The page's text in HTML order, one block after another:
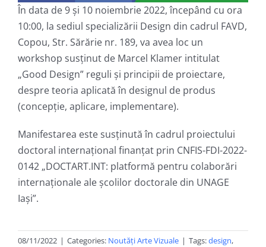
În data de 9 și 10 noiembrie 2022, începând cu ora
10:00, la sediul specializării Design din cadrul FAVD,
Copou, Str. Sărărie nr. 189, va avea loc un
workshop susținut de Marcel Klamer intitulat
„Good Design” reguli și principii de proiectare,
despre teoria aplicată în designul de produs
(concepție, aplicare, implementare).
Manifestarea este susținută în cadrul proiectului
doctoral internațional finanțat prin CNFIS-FDI-2022-
0142 „DOCTART.INT: platformă pentru colaborări
internaționale ale școlilor doctorale din UNAGE
Iași”.
08/11/2022 | Categories: Noutăți Arte Vizuale | Tags:design,